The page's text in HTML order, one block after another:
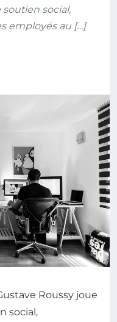
social,
employés au […]
Roussy joue
social,